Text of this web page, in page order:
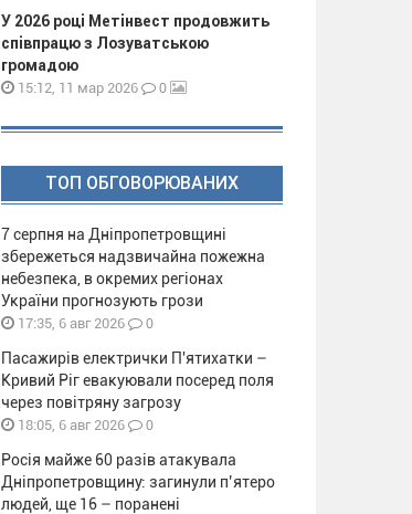
У 2026 році Метінвест продовжить
співпрацю з Лозуватською
громадою
15:12, 11 мар 2026 0
ТОП ОБГОВОРЮВАНИХ
7 серпня на Дніпропетровщині
збережеться надзвичайна пожежна
небезпека, в окремих регіонах
України прогнозують грози
17:35, 6 авг 2026 0
Пасажирів електрички П'ятихатки –
Кривий Ріг евакуювали посеред поля
через повітряну загрозу
18:05, 6 авг 2026 0
Росія майже 60 разів атакувала
Дніпропетровщину: загинули п’ятеро
людей, ще 16 – поранені